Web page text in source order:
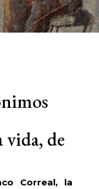
de
Correal, la